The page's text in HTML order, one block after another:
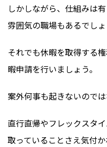
しかしながら、仕組みは
雰囲気の職場もあるでしょ
それでも休暇を取得する
暇申請を行いましょう。
案外何事も起きないのでは
直行直帰やフレックスタ
取っていることさえ気付か